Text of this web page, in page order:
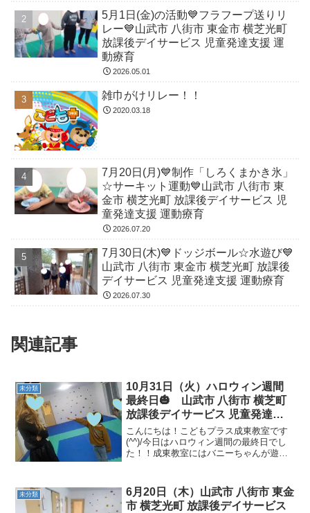
5月1日(金)の活動💙フラフープ送りリ
レー💙山武市 八街市 東金市 横芝光町
放課後デイサービス 児童発達支援 運
動療育
2026.05.01
雑巾がけリレー！！
2020.03.18
7月20日(月)💙制作「しろくまかき氷」
☆サーキット運動💙山武市 八街市 東
金市 横芝光町 放課後デイサービス 児
童発達支援 運動療育
2026.07.20
7月30日(木)💙ドッジボール☆水遊び💙
山武市 八街市 東金市 横芝光町 放課後
デイサービス 児童発達支援 運動療育
2026.07.30
関連記事
未分類
10月31日（火）ハロウィン週間
最終日🎃 山武市 八街市 横芝町
放課後デイサービス 児童発達支
援 運動療育
こんにちは！こどもプラス成東教室です
(^^)/今日はハロウィン週間の最終日でし
た！！成東教室にはバニーちゃんが遊び
きました！！たんぽぽや落ち葉を見つけ
て自然に触れたり、...
未分類
6月20日（木）山武市 八街市 東金
市 横芝光町 放課後デイサービス